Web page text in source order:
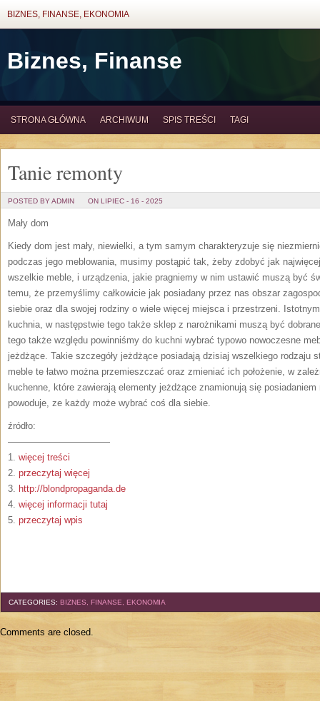
BIZNES, FINANSE, EKONOMIA
Biznes, Finanse
STRONA GŁÓWNA ARCHIWUM SPIS TREŚCI TAGI
Tanie remonty
POSTED BY ADMIN ON LIPIEC - 16 - 2025
Mały dom
Kiedy dom jest mały, niewielki, a tym samym charakteryzuje się
podczas jego meblowania, musimy postąpić tak, żeby zdobyć jak
wszelkie meble, i urządzenia, jakie pragniemy w nim ustawić muszą być
temu, że przemyślimy całkowicie jak posiadany przez nas obszar
siebie oraz dla swojej rodziny o wiele więcej miejsca i przestrzeni.
kuchnia, w następstwie tego także sklep z narożnikami muszą być
tego także względu powinniśmy do kuchni wybrać typowo nowoczesne
jeżdżące. Takie szczegóły jeżdżące posiadają dzisiaj wszelkiego rodzaju
meble te łatwo można przemieszczać oraz zmieniać ich położenie, w
kuchenne, które zawierają elementy jeżdżące znamionują się
powoduje, ze każdy może wybrać coś dla siebie.
źródło:
———————————
1. więcej treści
2. przeczytaj więcej
3. http://blondpropaganda.de
4. więcej informacji tutaj
5. przeczytaj wpis
CATEGORIES: BIZNES, FINANSE, EKONOMIA
Comments are closed.